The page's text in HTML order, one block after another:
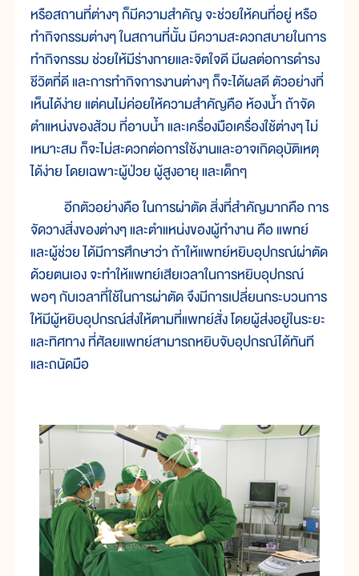
หรือสถานที่ต่างๆ ก็มีความสำคัญ จะช่วยให้คนที่อยู่ หรือ
ทำกิจกรรมต่างๆ ในสถานที่นั้น มีความสะดวกสบายในการ
ทำกิจกรรม ช่วยให้มีร่างกายและจิตใจดี มีผลต่อการดำรง
ชีวิตที่ดี และการทำกิจการงานต่างๆ ก็จะได้ผลดี ตัวอย่างที่
เห็นได้ง่าย แต่คนไม่ค่อยให้ความสำคัญคือ ห้องน้ำ ถ้าจัด
ตำแหน่งของส้วม ที่อาบน้ำ และเครื่องมือเครื่องใช้ต่างๆ ไม่
เหมาะสม ก็จะไม่สะดวกต่อการใช้งานและอาจเกิดอุบัติเหตุ
ได้ง่าย โดยเฉพาะผู้ป่วย ผู้สูงอายุ และเด็กๆ
อีกตัวอย่างคือ ในการผ่าตัด สิ่งที่สำคัญมากคือ การ
จัดวางสิ่งของต่างๆ และตำแหน่งของผู้ทำงาน คือ แพทย์
และผู้ช่วย ได้มีการศึกษาว่า ถ้าให้แพทย์หยิบอุปกรณ์ผ่าตัด
ด้วยตนเอง จะทำให้แพทย์เสียเวลาในการหยิบอุปกรณ์
พอๆ กับเวลาที่ใช้ในการผ่าตัด จึงมีการเปลี่ยนกระบวนการ
ให้มีผู้หยิบอุปกรณ์ส่งให้ตามที่แพทย์สั่ง โดยผู้ส่งอยู่ในระยะ
และทิศทาง ที่ศัลยแพทย์สามารถหยิบจับอุปกรณ์ได้ทันที
และถนัดมือ